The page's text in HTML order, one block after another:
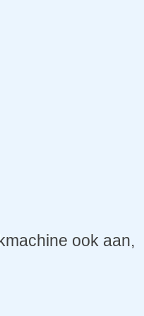
ook aan,